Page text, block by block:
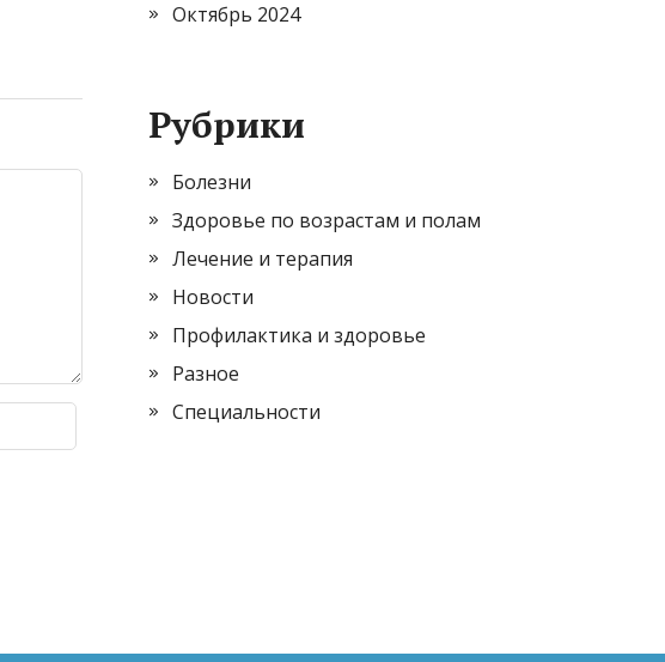
Октябрь 2024
Рубрики
Болезни
Здоровье по возрастам и полам
Лечение и терапия
Новости
Профилактика и здоровье
Разное
Специальности